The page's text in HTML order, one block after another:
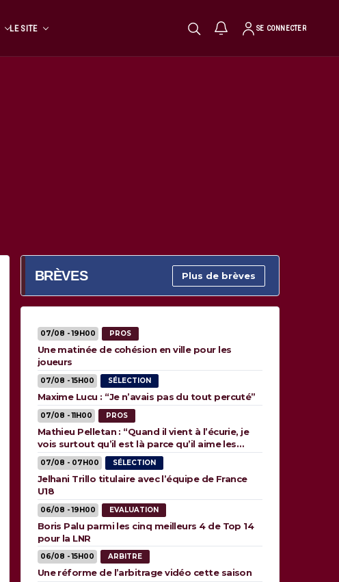
LE SITE SE CONNECTER
BRÈVES Plus de brèves
07/08 - 19H00 PROS
Une matinée de cohésion en ville pour les
joueurs
07/08 - 15H00 SÉLECTION
Maxime Lucu : “Je n’avais pas du tout percuté”
07/08 - 11H00 PROS
Mathieu Pelletan : “Quand il vient à l’écurie, je
vois surtout qu’il est là parce qu’il aime les
animaux”
07/08 - 07H00 SÉLECTION
Jelhani Trillo titulaire avec l’équipe de France
U18
06/08 - 19H00 EVALUATION
Boris Palu parmi les cinq meilleurs 4 de Top 14
pour la LNR
06/08 - 15H00 ARBITRE
Une réforme de l’arbitrage vidéo cette saison